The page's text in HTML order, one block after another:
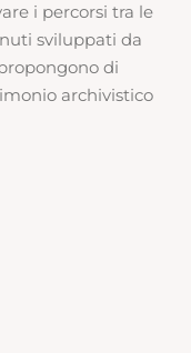
i percorsi tra le
sviluppati da
di
archivistico